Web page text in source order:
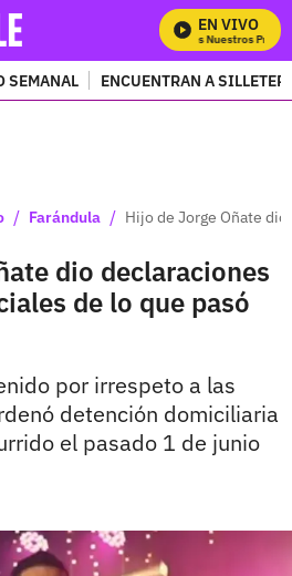
EN VIVO
Mira Todos Nuestros
SEMANAL ENCUENTRAN A
/ Farándula / Hijo de Jorge Oñate
dio declaraciones
de lo que pasó
por irrespeto a las
detención domiciliaria
el pasado 1 de junio